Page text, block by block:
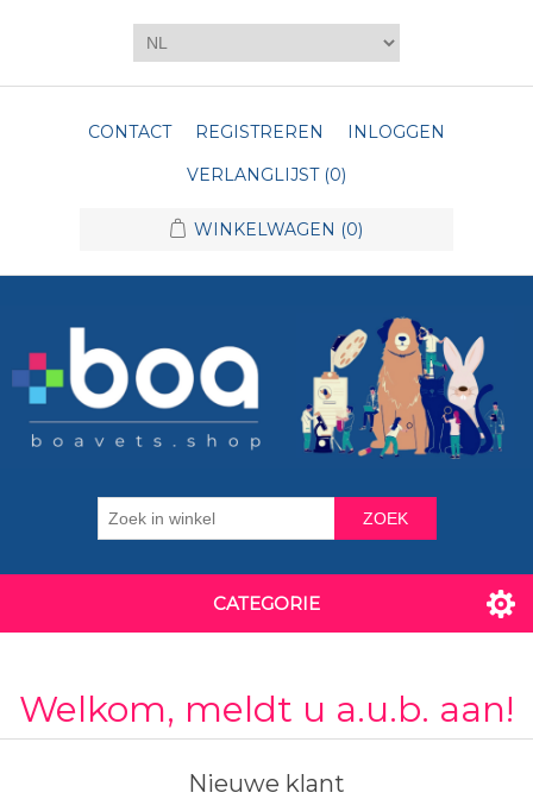
CONTACT REGISTREREN
INLOGGEN
VERLANGLIJST (0)
WINKELWAGEN (0)
ZOEK
CATEGORIE
Welkom, meldt u a.u.b. aan!
Nieuwe klant